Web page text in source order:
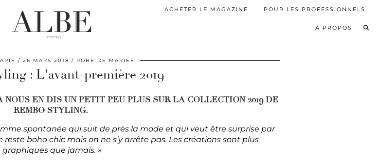
ACHETER LE MAGAZINE POUR LES PROFESSIONNELS
À PROPOS
26 MARS 2018 ROBE DE MARIÉE
: L'avant-première 2019
EN DIS UN PETIT PEU PLUS SUR LA COLLECTION 2019 DE
REMBO STYLING.
spontanée qui suit de près la mode et qui veut être surprise par
boho chic mais on ne s’y arrête pas. Les créations sont plus
graphiques que jamais. »